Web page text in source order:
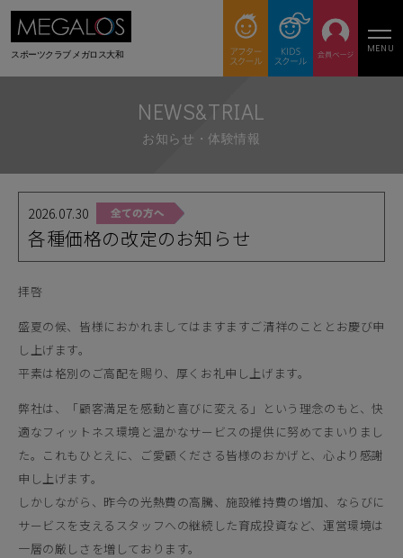
スポーツクラブ メガロス大和
MENU
NEWS&TRIAL
お知らせ・体験情報
2026.07.30
各種価格の改定のお知らせ
拝啓
盛夏の候、皆様におかれましてはますますご清祥のこととお慶び申
し上げます。
平素は格別のご高配を賜り、厚くお礼申し上げます。
弊社は、「顧客満足を感動と喜びに変える」という理念のもと、快
適なフィットネス環境と温かなサービスの提供に努めてまいりまし
た。これもひとえに、ご愛顧くださる皆様のおかげと、心より感謝
申し上げます。
しかしながら、昨今の光熱費の高騰、施設維持費の増加、ならびに
サービスを支えるスタッフへの継続した育成投資など、運営環境は
一層の厳しさを増しております。